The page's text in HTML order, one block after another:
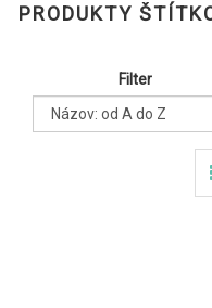
PRODUKTY
Filter